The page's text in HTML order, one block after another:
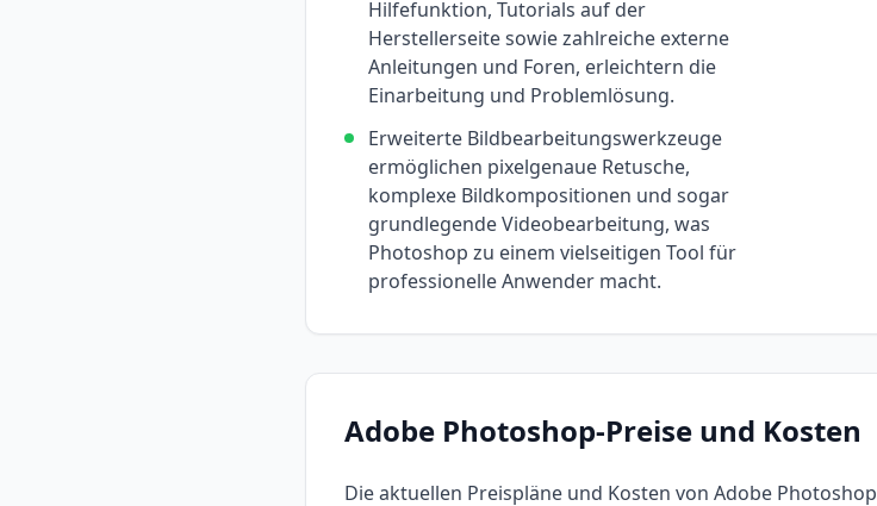
Hilfefunktion, Tutorials auf der
Herstellerseite sowie zahlreiche externe
Anleitungen und Foren, erleichtern die
Einarbeitung und Problemlösung.
Erweiterte Bildbearbeitungswerkzeuge
ermöglichen pixelgenaue Retusche,
komplexe Bildkompositionen und sogar
grundlegende Videobearbeitung, was
Photoshop zu einem vielseitigen Tool für
professionelle Anwender macht.
Adobe Photoshop-Preise und Kosten
Die aktuellen Preispläne und Kosten von Adobe Photoshop